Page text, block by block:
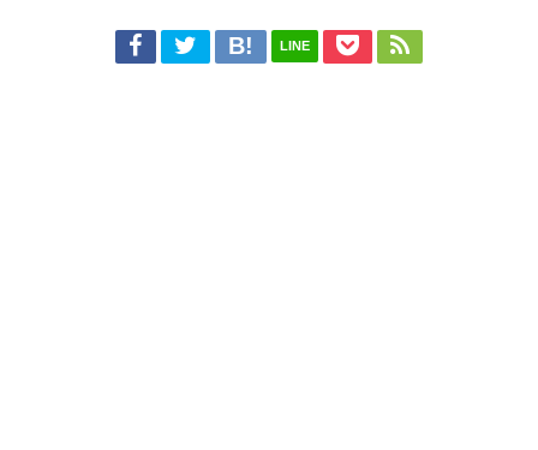
LINE